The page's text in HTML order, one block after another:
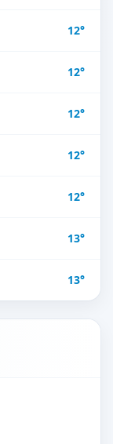
12°
12°
12°
12°
12°
13°
13°